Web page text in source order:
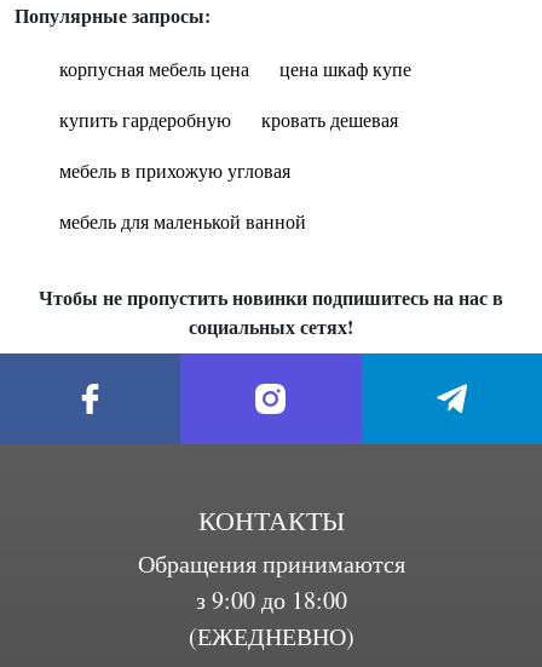
Популярные запросы:
корпусная мебель цена
цена шкаф купе
купить гардеробную
кровать дешевая
мебель в прихожую угловая
мебель для маленькой ванной
Чтобы не пропустить новинки подпишитесь на нас в
социальных сетях!
КОНТАКТЫ
Обращения принимаются
з 9:00 до 18:00
(ЕЖЕДНЕВНО)